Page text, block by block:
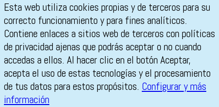
Esta web utiliza cookies propias y de terceros para su
correcto funcionamiento y para fines analíticos.
Contiene enlaces a sitios web de terceros con políticas
de privacidad ajenas que podrás aceptar o no cuando
accedas a ellos. Al hacer clic en el botón Aceptar,
acepta el uso de estas tecnologías y el procesamiento
de tus datos para estos propósitos. Configurar y más
información